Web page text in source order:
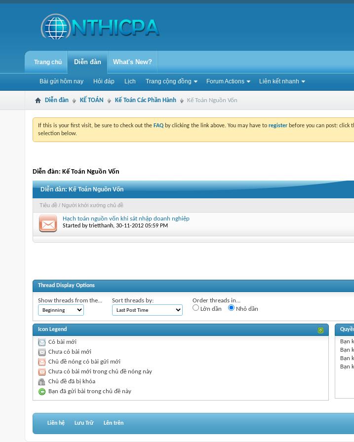
Trang chủ Diễn đàn
Bài gửi hôm nay Hỏi đáp Lịch Trang cộng đồng Forum Actions Liên kết nhanh
What's New?
Diễn đàn KẾ TOÁN Kế Toán Các Phần Hành Kế Toán Nguồn Vốn
If this is your first visit, be sure to check out the FAQ by clicking the link above. You may have to register before you can post: click
selection below.
Diễn đàn: Kế Toán Nguồn Vốn
Diễn đàn:Kế Toán Nguồn Vốn
Tiêu đề / Người khởi xướng chủ đề
Hạch toán nguồn vốn khi sát nhập doanh nghiệp
Started bytrietthanh‎, 30-11-2012 05:59 PM
Thread Display Options
Show threads from the... Sort threads by:
Order threads in...
Lớn dần
Nhỏ dần
Icon Legend
Có bài mới
Chưa có bài mới
Chủ đề nóng có bài gửi mới
Chưa có bài mới trong chủ đề nóng này
Chủ đề đã bị khóa
Bạn đã gửi bài trong chủ đề này
Bạn
Bạn
Bạn
Bạn
Liên hệ Lưu Trữ Lên trên